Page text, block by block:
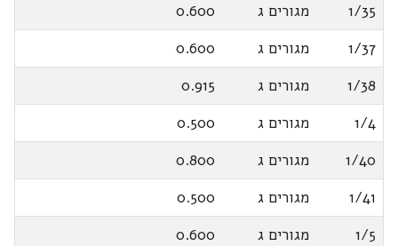
1/35
מגורים ג
0.600
1/37
מגורים ג
0.600
1/38
מגורים ג
0.915
1/4
מגורים ג
0.500
1/40
מגורים ג
0.800
1/41
מגורים ג
0.500
1/5
מגורים ג
0.600